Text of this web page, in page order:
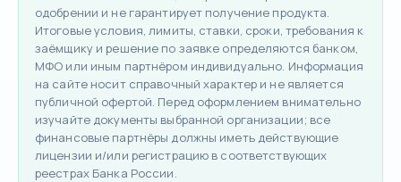
одобрении и не гарантирует получение продукта.
Итоговые условия, лимиты, ставки, сроки, требования к
заёмщику и решение по заявке определяются банком,
МФО или иным партнёром индивидуально. Информация
на сайте носит справочный характер и не является
публичной офертой. Перед оформлением внимательно
изучайте документы выбранной организации; все
финансовые партнёры должны иметь действующие
лицензии и/или регистрацию в соответствующих
реестрах Банка России.